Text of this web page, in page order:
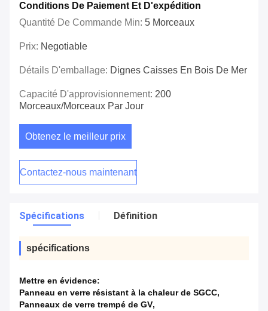
Conditions De Paiement Et D'expédition
Quantité De Commande Min: 5 Morceaux
Prix: Negotiable
Détails D'emballage: Dignes Caisses En Bois De Mer
Capacité D'approvisionnement: 200
Morceaux/morceaux Par Jour
Obtenez le meilleur prix
Contactez-nous maintenant
Spécifications Définition
spécifications
Mettre en évidence:
Panneau en verre résistant à la chaleur de SGCC,
Panneaux de verre trempé de GV,